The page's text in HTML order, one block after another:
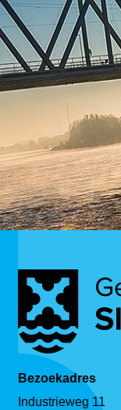
Bezoekadres
Industrieweg 11